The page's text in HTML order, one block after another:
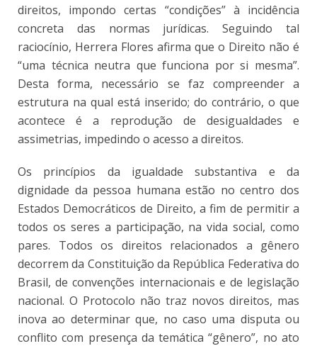
direitos, impondo certas “condições” à incidência
concreta das normas jurídicas. Seguindo tal
raciocínio, Herrera Flores afirma que o Direito não é
“uma técnica neutra que funciona por si mesma”.
Desta forma, necessário se faz compreender a
estrutura na qual está inserido; do contrário, o que
acontece é a reprodução de desigualdades e
assimetrias, impedindo o acesso a direitos.
Os princípios da igualdade substantiva e da
dignidade da pessoa humana estão no centro dos
Estados Democráticos de Direito, a fim de permitir a
todos os seres a participação, na vida social, como
pares. Todos os direitos relacionados a gênero
decorrem da Constituição da República Federativa do
Brasil, de convenções internacionais e de legislação
nacional. O Protocolo não traz novos direitos, mas
inova ao determinar que, no caso uma disputa ou
conflito com presença da temática “gênero”, no ato